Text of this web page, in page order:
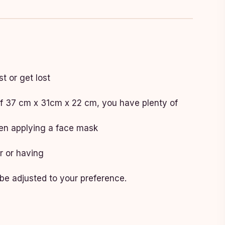
or get lost
37 cm x 31cm x 22 cm, you have plenty of
applying a face mask
or having
adjusted to your preference.